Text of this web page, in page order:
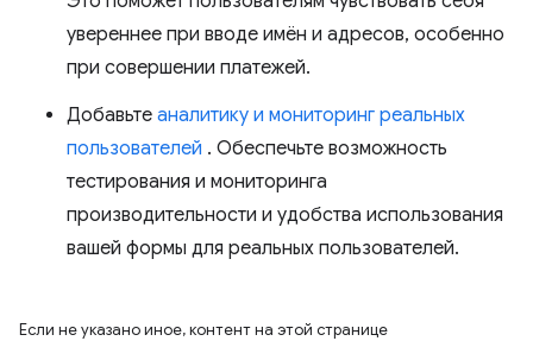
увереннее при вводе имён и адресов, особенно
при совершении платежей.
Добавьте аналитику и мониторинг реальных
пользователей . Обеспечьте возможность
тестирования и мониторинга
производительности и удобства использования
вашей формы для реальных пользователей.
Если не указано иное, контент на этой странице